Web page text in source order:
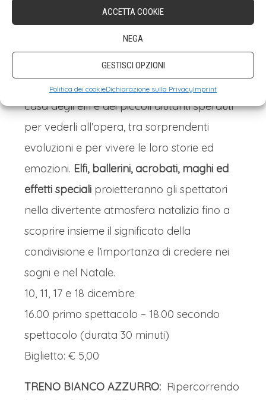
ACCETTA COOKIE
NEGA
GESTISCI OPZIONI
Politica dei cookieDichiarazione sulla PrivacyImprint
tutta la famiglia con gli spettacoli della
Fabbrica dei Giocattoli. Una produzione
esclusiva che immergerà bambini e parenti
nel mondo magico e surreale della vera
casa degli elfi e dei piccoli aiutanti sperduti
per vederli all’opera, tra sorprendenti
evoluzioni e per vivere le loro storie ed
emozioni. Elfi, ballerini, acrobati, maghi ed
effetti speciali proietteranno gli spettatori
nella divertente atmosfera natalizia fino a
scoprire insieme il significato della
condivisione e l’importanza di credere nei
sogni e nel Natale.
10, 11, 17 e 18 dicembre
16.00 primo spettacolo – 18.00 secondo
spettacolo (durata 30 minuti)
Biglietto: € 5,00
TRENO BIANCO AZZURRO: Ripercorrendo